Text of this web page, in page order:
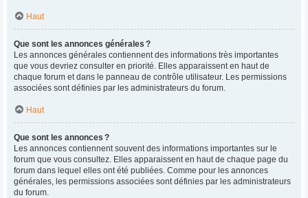
Haut
Que sont les annonces générales ?
Les annonces générales contiennent des informations très importantes
que vous devriez consulter en priorité. Elles apparaissent en haut de
chaque forum et dans le panneau de contrôle utilisateur. Les permissions
associées sont définies par les administrateurs du forum.
Haut
Que sont les annonces ?
Les annonces contiennent souvent des informations importantes sur le
forum que vous consultez. Elles apparaissent en haut de chaque page du
forum dans lequel elles ont été publiées. Comme pour les annonces
générales, les permissions associées sont définies par les administrateurs
du forum.